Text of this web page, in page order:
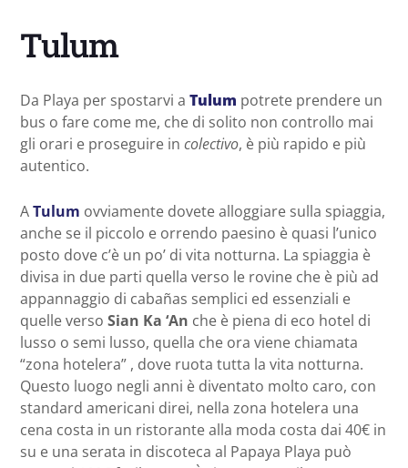
Tulum
Da Playa per spostarvi a Tulum potrete prendere un
bus o fare come me, che di solito non controllo mai
gli orari e proseguire in colectivo, è più rapido e più
autentico.
ATulum ovviamente dovete alloggiare sulla spiaggia,
anche se il piccolo e orrendo paesino è quasi l’unico
posto dove c’è un po’ di vita notturna. La spiaggia è
divisa in due parti quella verso le rovine che è più ad
appannaggio di cabañas semplici ed essenziali e
quelle verso Sian Ka ‘An che è piena di eco hotel di
lusso o semi lusso, quella che ora viene chiamata
“zona hotelera” , dove ruota tutta la vita notturna.
Questo luogo negli anni è diventato molto caro, con
standard americani direi, nella zona hotelera una
cena costa in un ristorante alla moda costa dai 40€ in
su e una serata in discoteca al Papaya Playa può